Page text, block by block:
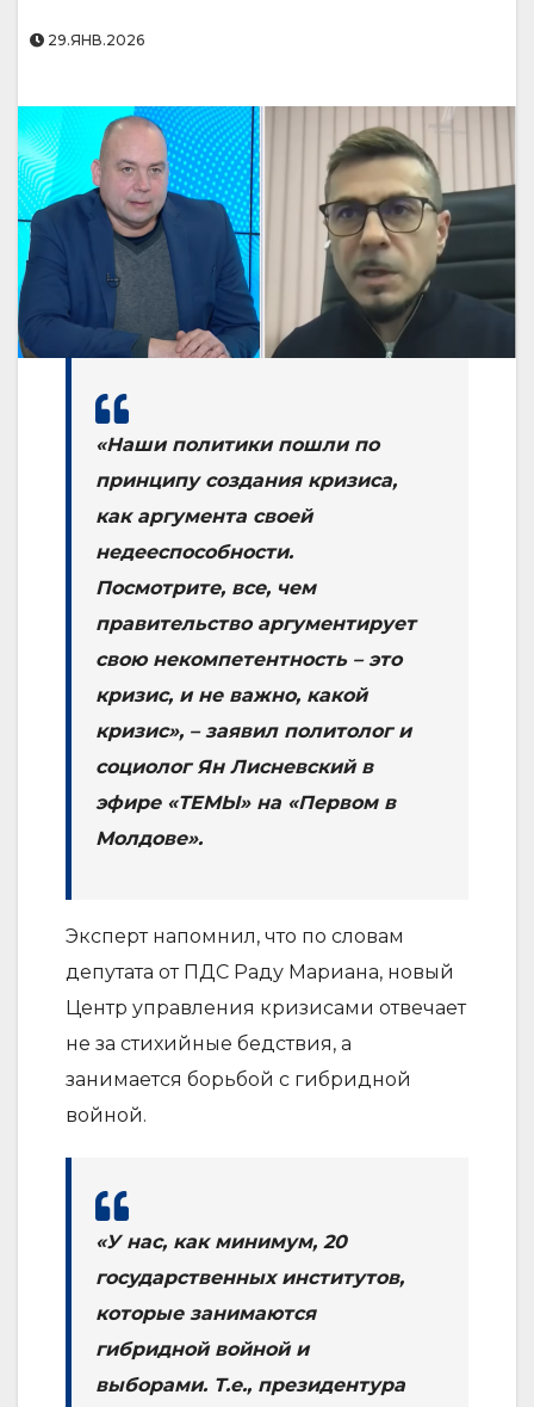
29.ЯНВ.2026
«Наши политики пошли по
принципу создания кризиса,
как аргумента своей
недееспособности.
Посмотрите, все, чем
правительство аргументирует
свою некомпетентность – это
кризис, и не важно, какой
кризис», – заявил политолог и
социолог Ян Лисневский в
эфире «ТЕМЫ» на «Первом в
Молдове».
Эксперт напомнил, что по словам
депутата от ПДС Раду Мариана, новый
Центр управления кризисами отвечает
не за стихийные бедствия, а
занимается борьбой с гибридной
войной.
«У нас, как минимум, 20
государственных институтов,
которые занимаются
гибридной войной и
выборами. Т.е., президентура